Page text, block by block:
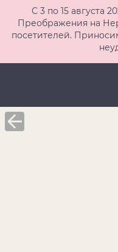
С 3 по 15 августа
Преображения на
посетителей.